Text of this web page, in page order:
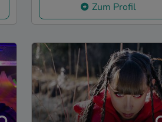
Zum Profil